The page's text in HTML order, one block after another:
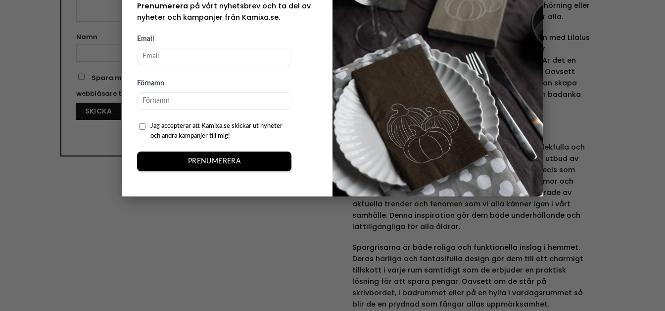
Prenumerera på vårt nyhetsbrev och ta del av
nyheter och kampanjer från Kamixa.se.
Email
Förnamn
Jag accepterar att Kamixa.se skickar ut nyheter
och andra kampanjer till mig!
PRENUMERERA
Namn
Spara mitt namn, min e-postadress och webbplats i denna
webbläsare till nästa gång jag skriver en kommentar.
söker en badanka som ser ut som en magiker, en enhörning eller
en karaktär från favoritfilmen så finns det något för alla.
Att hitta den perfekta presenten kan vara svårt men med Lilalus
utbud blir det enkelt att hitta en anka som matchar
mottagarens intressen, hobbyer eller personlighet. Är det en
bröllopsgåva? En julklapp? En födelsedagspresent? Oavsett
vilken badanka man väljer blir det en present som kan skapa
unika och roliga minnen. Eller varför inte använda en badanka
som en rolig touch i ditt eget hem?
Lilalu – Inte bara badankor
Lilalu erbjuder inte bara sitt välkända sortiment av lekfulla och
unika badankor. De har också utvecklat ett kreativt utbud av
andra produkter som deras populära spargrisar. Precis som
badankorna är dessa spargrisar designade med humor och
med en dos kreativitet. Spargrisarna är ofta inspirerade av
aktuella trender och fenomen som vi alla känner igen i vårt
samhälle. Denna inspiration gör dem både underhållande och
lättillgängliga för alla åldrar.
Spargrisarna är både roliga och funktionella inslag i hemmet.
Deras härliga och fantasifulla design gör dem till ett charmigt
tillskott i varje rum samtidigt som de erbjuder en praktisk
lösning för att spara pengar. Oavsett om de står på
skrivbordet, i badrummet eller på en hylla i vardagsrummet så
blir de en prydnad som fångar allas uppmärksamhet.